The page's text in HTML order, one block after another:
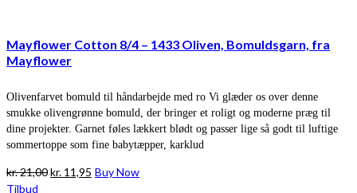
Mayflower Cotton 8/4 – 1433 Oliven, Bomuldsgarn, fra
Mayflower
Olivenfarvet bomuld til håndarbejde med ro Vi glæder os over denne
smukke olivengrønne bomuld, der bringer et roligt og moderne præg til
dine projekter. Garnet føles lækkert blødt og passer lige så godt til luftige
sommertoppe som fine babytæpper, karklud
kr.21,00Den
kr. 11,95 Den
Buy Now
Tilbud